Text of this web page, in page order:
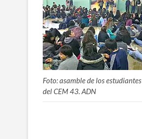
Foto: asamble de los estudiantes
del CEM 43. ADN